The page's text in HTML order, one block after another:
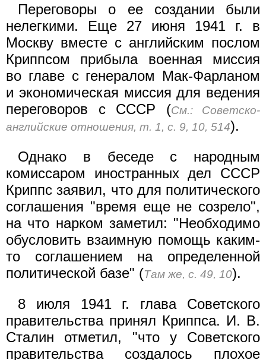
Переговоры о ее создании были
нелегкими. Еще 27 июня 1941 г. в
Москву вместе с английским послом
Криппсом прибыла военная миссия
во главе с генералом Мак-Фарланом
и экономическая миссия для ведения
переговоров с СССР (См.: Советско-
английские отношения, т. 1, с. 9, 10, 514).
Однако в беседе с народным
комиссаром иностранных дел СССР
Криппс заявил, что для политического
соглашения "время еще не созрело",
на что нарком заметил: "Необходимо
обусловить взаимную помощь каким-
то соглашением на определенной
политической базе" (Там же, с. 49, 10).
8 июля 1941 г. глава Советского
правительства принял Криппса. И. В.
Сталин отметил, "что у Советского
правительства создалось плохое